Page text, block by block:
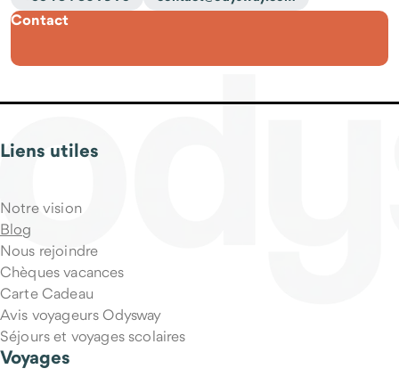
Puis-je partir seul(e) ?
Qu'est-ce qui est inclus dans le prix du voyage ?
Contact
Liens utiles
Notre vision
Blog
Nous rejoindre
Chèques vacances
Carte Cadeau
Avis voyageurs Odysway
Séjours et voyages scolaires
Voyages